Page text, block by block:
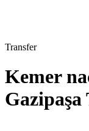
Transfer
Kemer